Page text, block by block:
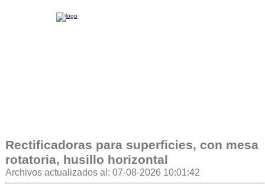
Rectificadoras para superficies, con mesa
rotatoria, husillo horizontal
Archivos actualizados al: 07-08-2026 10:01:42